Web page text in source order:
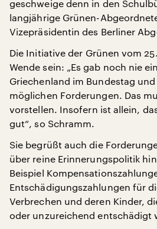
geschweige denn in den
langjährige Grünen-
Vizepräsidentin des Berliner
Die Initiative der Grünen vom
Wende sein: „Es gab noch nie
Griechenland im Bundestag
möglichen Forderungen. Das
vorstellen. Insofern ist allein,
gut“, so Schramm.
Sie begrüßt auch die
über reine Erinnerungspolitik
Beispiel
Entschädigungszahlungen für
Verbrechen und deren Kinder,
oder unzureichend entschädigt